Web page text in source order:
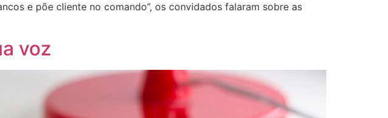
e põe cliente no comando”, os convidados falaram sobre as
voz